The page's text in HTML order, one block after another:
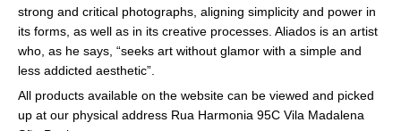
strong and critical photographs, aligning simplicity and power in
its forms, as well as in its creative processes. Aliados is an artist
who, as he says, “seeks art without glamor with a simple and
less addicted aesthetic”.
All products available on the website can be viewed and picked
up at our physical address Rua Harmonia 95C Vila Madalena